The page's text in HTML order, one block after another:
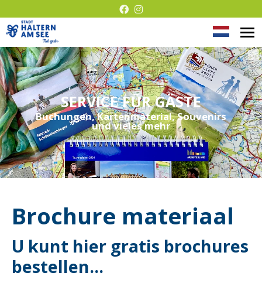
Presentatie
zonder
barrières
Taal
©
SERVICE FÜR GÄSTE
Buchungen, Kartenmaterial, Souvenirs
und vieles mehr
Brochure materiaal
U kunt hier gratis brochures
bestellen...